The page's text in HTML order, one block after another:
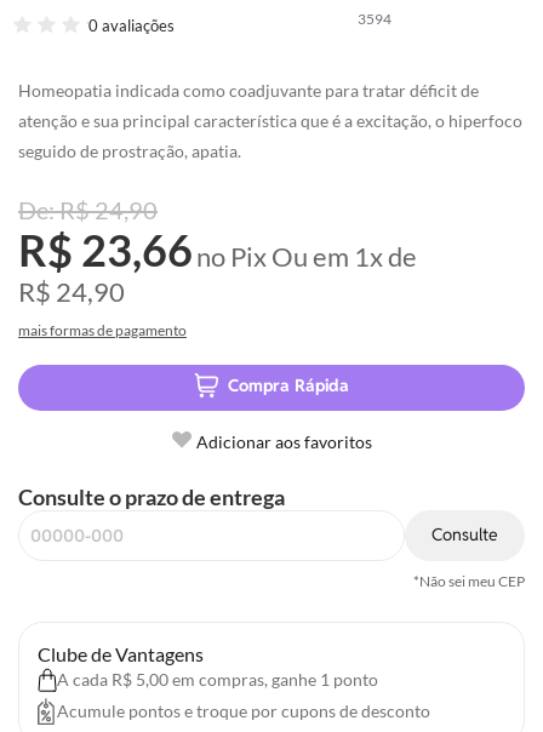
3594
0 avaliações
Homeopatia indicada como coadjuvante para tratar déficit de
atenção e sua principal característica que é a excitação, o hiperfoco
seguido de prostração, apatia.
R$ 24,90
R$ 23,66no PixOu em 1xde
R$ 24,90
mais formas de pagamento
Compra Rápida
Adicionar aos favoritos
Consulte o prazo de entrega
Consulte
*Não sei meu CEP
Clube de Vantagens
A cada R$ 5,00 em compras, ganhe 1 ponto
Acumule pontos e troque por cupons de desconto
de